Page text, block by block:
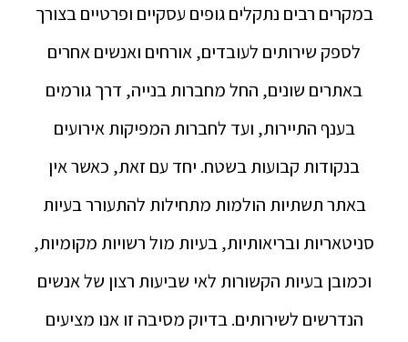
במקרים רבים נתקלים גופים עסקיים ופרטיים בצורך
לספק שירותים לעובדים, אורחים ואנשים אחרים
באתרים שונים, החל מחברות בנייה, דרך גורמים
בענף התיירות, ועד לחברות המפיקות אירועים
בנקודות קבועות בשטח. יחד עם זאת, כאשר אין
באתר תשתיות הולמות מתחילות להתעורר בעיות
סניטאריות ובריאותיות, בעיות מול רשויות מקומיות,
וכמובן בעיות הקשורות לאי שביעות רצון של אנשים
הנדרשים לשירותים. בדיוק מסיבה זו אנו מציעים